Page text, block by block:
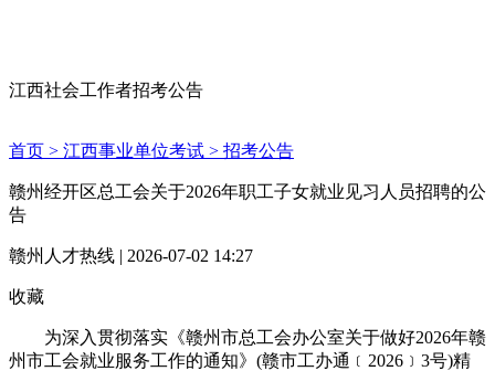
江西社会工作者招考公告
首页 > 江西事业单位考试 > 招考公告
赣州经开区总工会关于2026年职工子女就业见习人员招聘的公
告
赣州人才热线 | 2026-07-02 14:27
收藏
为深入贯彻落实《赣州市总工会办公室关于做好2026年赣
州市工会就业服务工作的通知》(赣市工办通﹝2026﹞3号)精